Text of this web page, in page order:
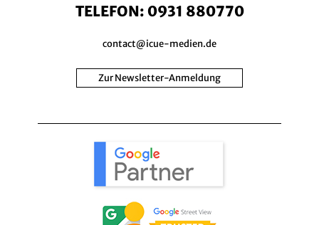
TELEFON: 0931 880770
contact@icue-medien.de
Zur Newsletter-Anmeldung